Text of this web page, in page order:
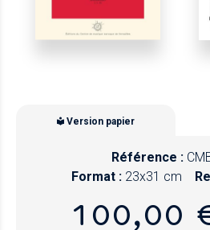
Version papier
Référence :
Format : 23x31 cm
100,00